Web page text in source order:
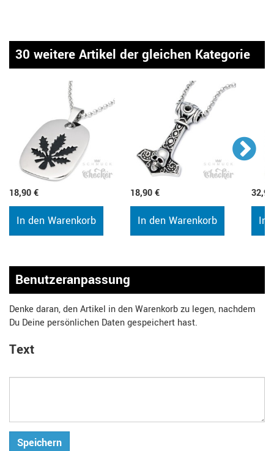
30 weitere Artikel der gleichen Kategorie
18,90 €
In den Warenkorb
18,90 €
In den Warenkorb In
Benutzeranpassung
Denke daran, den Artikel in den Warenkorb zu legen, nachdem
Du Deine persönlichen Daten gespeichert hast.
Text
Speichern